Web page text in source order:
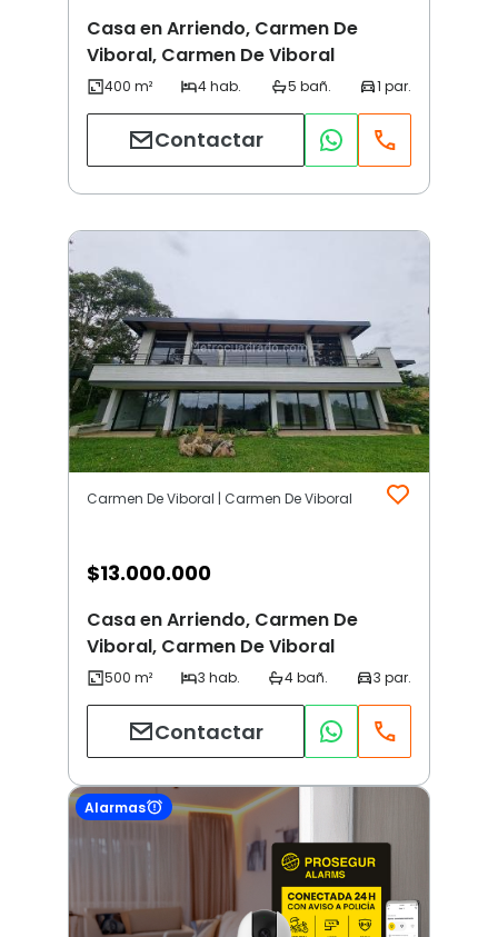
Casa en Arriendo, Carmen De
Viboral, Carmen De Viboral
Contactar
Carmen De Viboral | Carmen De Viboral
$13.000.000
Casa en Arriendo, Carmen De
Viboral, Carmen De Viboral
Contactar
Alarmas